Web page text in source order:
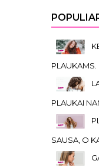
PLAUKAMS.
PLAUKAI
SAUSA, O